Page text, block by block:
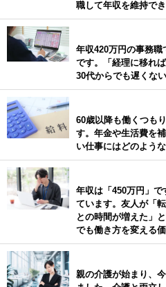
職して年収を維持で
年収420万円の事務職
です。「経理に移れ
30代からでも遅くな
60歳以降も働くつも
す。年金や生活費を
い仕事にはどのよう
年収は「450万円」で
ています。友人が「
との時間が増えた」
でも働き方を変える
親の介護が始まり、